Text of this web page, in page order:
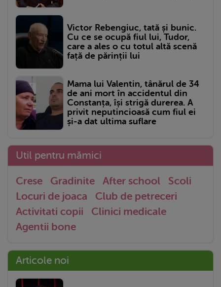
Victor Rebengiuc, tată și bunic.
Cu ce se ocupă fiul lui, Tudor,
care a ales o cu totul altă scenă
față de părinții lui
Mama lui Valentin, tânărul de 34
de ani mort în accidentul din
Constanța, își strigă durerea. A
privit neputincioasă cum fiul ei
și-a dat ultima suflare
Util pentru mămici
Crese Gradinite After school
Scoli
Locuri de joaca
Club de petreceri
Activitati copii
Clinici medicale
Agentii bone
Articole noi